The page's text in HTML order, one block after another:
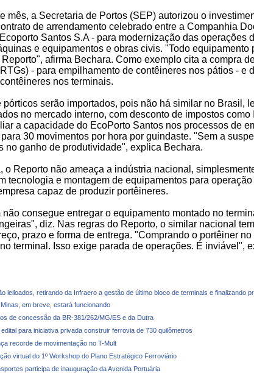
mês, a Secretaria de Portos (SEP) autorizou o
de arrendamento celebrado entre a Companhia
Santos S.A - para modernização das operações
e equipamentos e obras civis. "Todo
afirma Bechara. Como exemplo cita a compra
- para empilhamento de contêineres nos pátios - e
nos terminais.
pórticos serão importados, pois não há similar no Brasil,
no mercado interno, com desconto de impostos
a capacidade do EcoPorto Santos nos processos de
30 movimentos por hora por guindaste. "Sem a
no ganho de produtividade", explica Bechara.
o Reporto não ameaça a indústria nacional,
tecnologia e montagem de equipamentos para
capaz de produzir portêineres.
não consegue entregar o equipamento montado no
diz. Nas regras do Reporto, o similar nacional
prazo e forma de entrega. "Comprando o portêiner
terminal. Isso exige parada de operações. É inviável",
leiloados, retirando da Infraero a gestão de último bloco de terminais e finalizando
em breve, estará funcionando
de concessão da BR-381/262/MG/ES e da Dutra
para iniciativa privada construir ferrovia de 730 quilômetros
recorde de movimentação no T-Mult
virtual do 1º Workshop do Plano Estratégico Ferroviário
participa de inauguração da Avenida Portuária